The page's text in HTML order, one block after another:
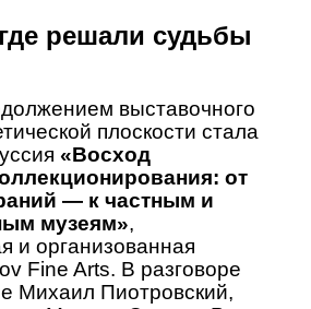
решали судьбы
выставочного
плоскости стала
«Восход
от
— к частным и
музеям»,
и организованная
Fine Arts. В разговоре
Михаил Пиотровский,